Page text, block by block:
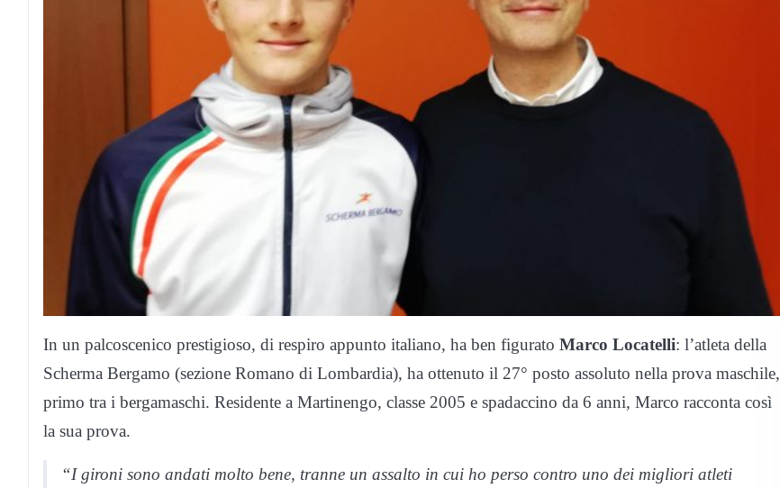
In un palcoscenico prestigioso, di respiro appunto italiano, ha ben figurato Marco Locatelli: l’atleta della
Scherma Bergamo (sezione Romano di Lombardia), ha ottenuto il 27° posto assoluto nella prova maschile,
primo tra i bergamaschi. Residente a Martinengo, classe 2005 e spadaccino da 6 anni, Marco racconta così
la sua prova.
“I gironi sono andati molto bene, tranne un assalto in cui ho perso contro uno dei migliori atleti